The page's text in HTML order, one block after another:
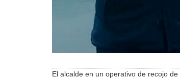
El alcalde en un operativo de recojo de